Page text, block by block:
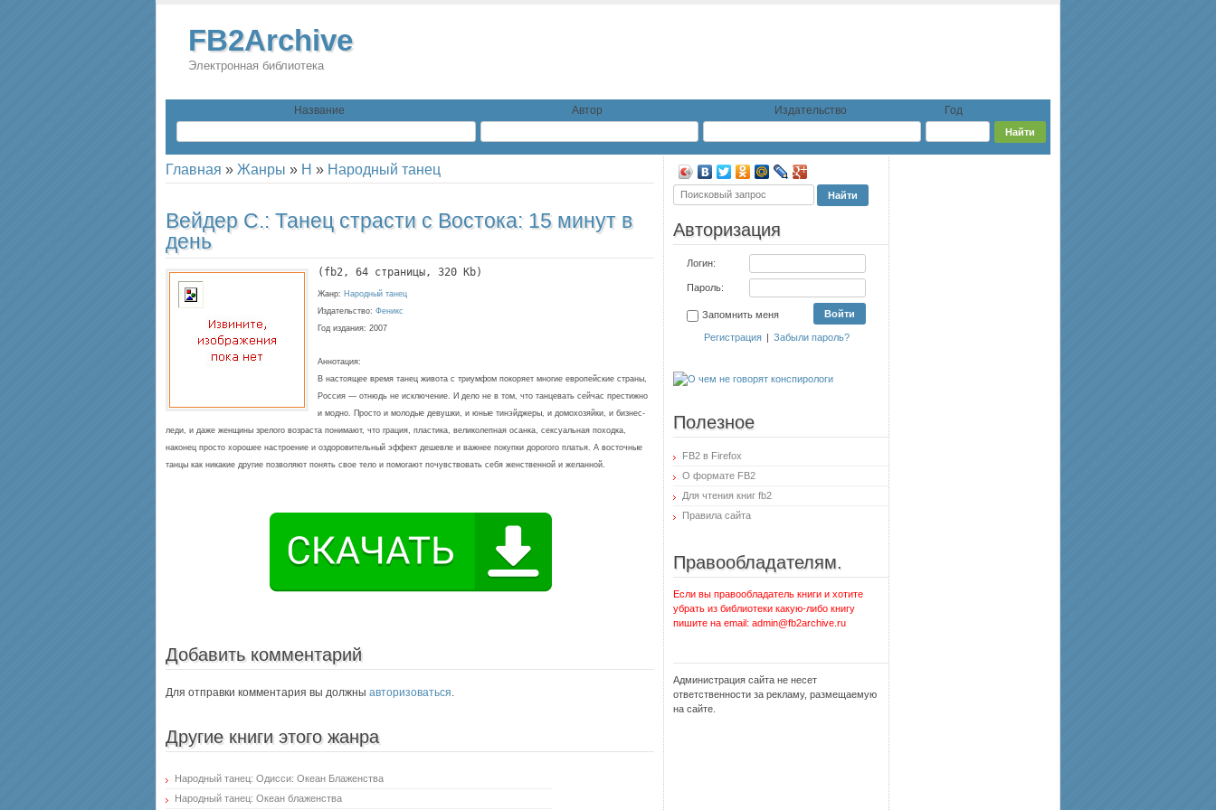
FB2Archive
Электронная библиотека
Название Автор Издательство Год
Главная » Жанры » Н » Народный танец
Вейдер С.: Танец страсти с Востока: 15 минут в
день
( fb2, 64 страницы, 320 Kb)
Жанр: Народный танец
Издательство: Феникс
Год издания: 2007
Аннотация:
В настоящее время танец живота с триумфом покоряет многие европейские страны,
Россия — отнюдь не исключение. И дело не в том, что танцевать сейчас престижно
и модно. Просто и молодые девушки, и юные тинэйджеры, и домохозяйки, и бизнес-
леди, и даже женщины зрелого возраста понимают, что грация, пластика, великолепная осанка, сексуальная походка,
наконец просто хорошее настроение и оздоровительный эффект дешевле и важнее покупки дорогого платья. А восточные
танцы как никакие другие позволяют понять свое тело и помогают почувствовать себя женственной и желанной.
Добавить комментарий
Для отправки комментария вы должны авторизоваться.
Другие книги этого жанра
Народный танец: Одисси: Океан Блаженства
Народный танец: Океан блаженства
Авторизация
Логин:
Пароль:
Запомнить меня
Регистрация | Забыли пароль?
Полезное
FB2 в Firefox
О формате FB2
Для чтения книг fb2
Правила сайта
Правообладателям.
Если вы правообладатель книги и хотите
убрать из библиотеки какую-либо книгу
пишите на email: admin@fb2archive.ru
Администрация сайта не несет
ответственности за рекламу, размещаемую
на сайте.